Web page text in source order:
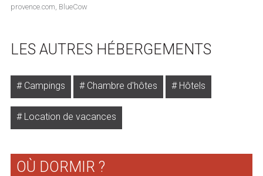
provence.com, BlueCow
LES AUTRES HÉBERGEMENTS
Campings Chambre d'hôtes Hôtels
Location de vacances
OÙ DORMIR ?